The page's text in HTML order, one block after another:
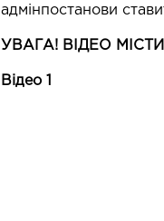
адмінпостанови
УВАГА! ВІДЕО
Відео 1